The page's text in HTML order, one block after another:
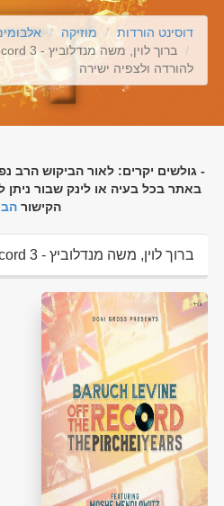
דוסינט הורדות מוזיקה
להורדה ולצפיה ישירה
- גולשים יקרים: לאור הביקוש הרב
באתר בכל בעיה או לינק שבור ניתן
הקישור
להורדה